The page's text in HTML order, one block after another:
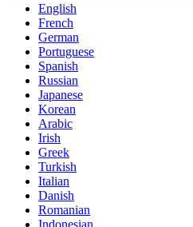
English
French
German
Portuguese
Spanish
Russian
Japanese
Korean
Arabic
Irish
Greek
Turkish
Italian
Danish
Romanian
Indonesian